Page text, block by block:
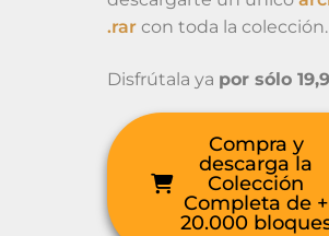
.rar con toda la colección.
Disfrútala ya por sólo
Compra y
descarga la
Colección
Completa de +
20.000